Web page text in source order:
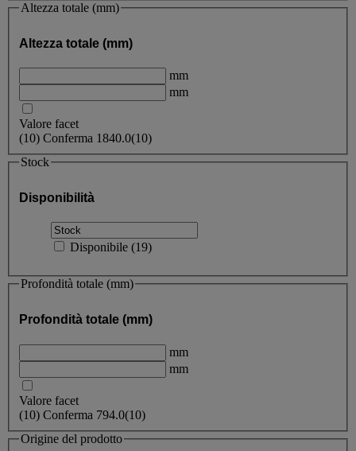
Altezza totale (mm)
Altezza totale (mm)
mm
mm
Valore facet
(10) Conferma 1840.0(10)
Stock
Disponibilità
Disponibile (19)
Profondità totale (mm)
Profondità totale (mm)
mm
mm
Valore facet
(10) Conferma 794.0(10)
Origine del prodotto